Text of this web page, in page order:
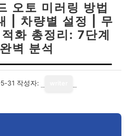
오토 미러링 방법
| 차량별 설정 | 무
화 총정리: 7단계
완벽 분석
31 작성자: